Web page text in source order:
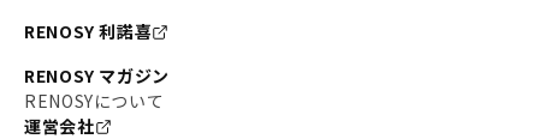
RENOSY 利諾喜
RENOSY マガジン
RENOSYについて
運営会社